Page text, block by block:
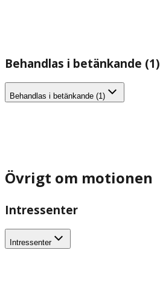
Behandlas i betänkande (1)
Behandlas i betänkande (1)
Övrigt om motionen
Intressenter
Intressenter